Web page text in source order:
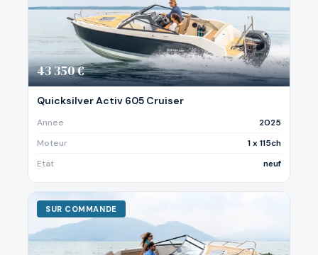
43 350 €
Quicksilver Activ 605 Cruiser
Annee
2025
Moteur
1 x 115ch
Etat
neuf
SUR COMMANDE